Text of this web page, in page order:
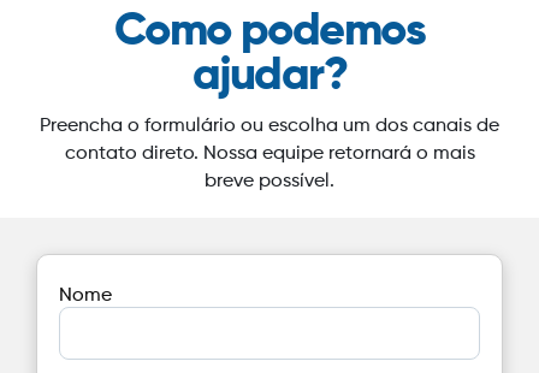
Como podemos
ajudar?
Preencha o formulário ou escolha um dos canais de
contato direto. Nossa equipe retornará o mais
breve possível.
Nome